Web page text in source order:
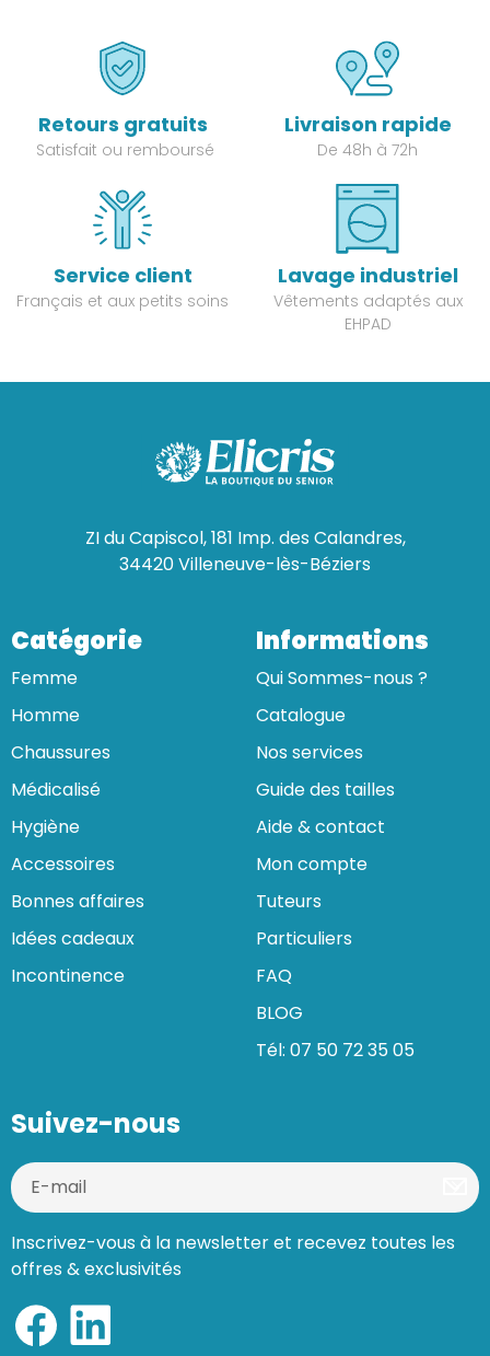
Retours gratuits
Satisfait ou remboursé
Livraison rapide
De 48h à 72h
Service client
Français et aux petits soins
Lavage industriel
Vêtements adaptés aux
EHPAD
ZI du Capiscol, 181 Imp. des Calandres,
34420 Villeneuve-lès-Béziers
Catégorie
Femme
Homme
Chaussures
Médicalisé
Hygiène
Accessoires
Bonnes affaires
Idées cadeaux
Incontinence
Informations
Qui Sommes-nous ?
Catalogue
Nos services
Guide des tailles
Aide & contact
Mon compte
Tuteurs
Particuliers
FAQ
BLOG
Tél: 07 50 72 35 05
Suivez-nous
Inscrivez-vous à la newsletter et recevez toutes les
offres & exclusivités